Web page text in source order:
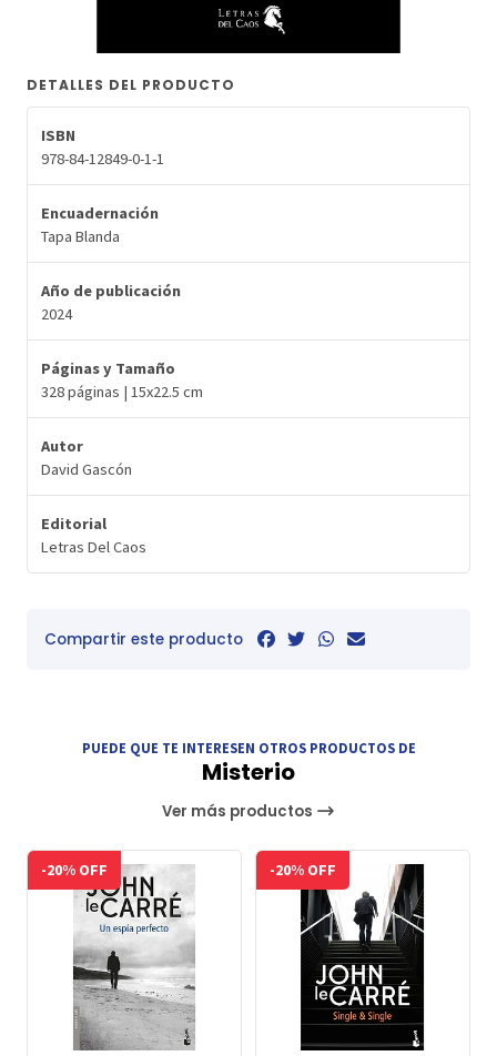
DETALLES DEL PRODUCTO
ISBN
978-84-12849-0-1-1
Encuadernación
Tapa Blanda
Año de publicación
2024
Páginas y Tamaño
328 páginas | 15x22.5 cm
Autor
David Gascón
Editorial
Letras Del Caos
Compartir este producto
PUEDE QUE TE INTERESEN OTROS PRODUCTOS DE
Misterio
Ver más productos
-20% OFF -20% OFF